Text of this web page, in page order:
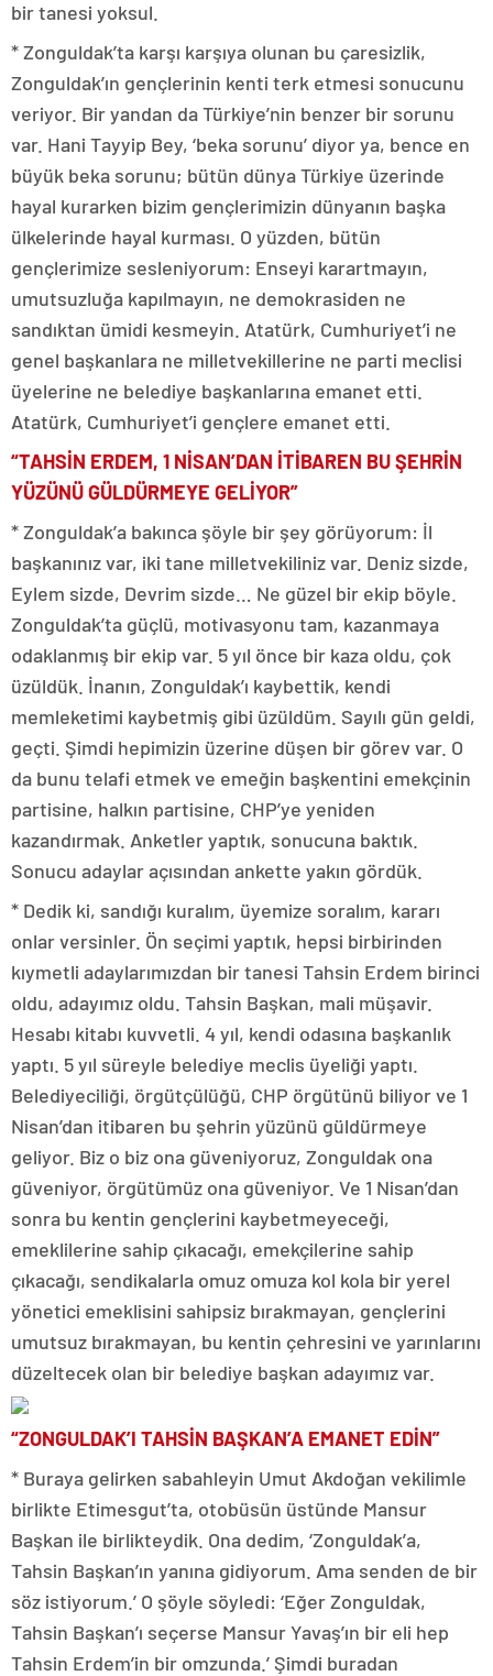
bir tanesi yoksul.
* Zonguldak’ta karşı karşıya olunan bu çaresizlik,
Zonguldak’ın gençlerinin kenti terk etmesi sonucunu
veriyor. Bir yandan da Türkiye’nin benzer bir sorunu
var. Hani Tayyip Bey, ‘beka sorunu’ diyor ya, bence en
büyük beka sorunu; bütün dünya Türkiye üzerinde
hayal kurarken bizim gençlerimizin dünyanın başka
ülkelerinde hayal kurması. O yüzden, bütün
gençlerimize sesleniyorum: Enseyi karartmayın,
umutsuzluğa kapılmayın, ne demokrasiden ne
sandıktan ümidi kesmeyin. Atatürk, Cumhuriyet’i ne
genel başkanlara ne milletvekillerine ne parti meclisi
üyelerine ne belediye başkanlarına emanet etti.
Atatürk, Cumhuriyet’i gençlere emanet etti.
“TAHSİN ERDEM, 1 NİSAN’DAN İTİBAREN BU ŞEHRİN
YÜZÜNÜ GÜLDÜRMEYE GELİYOR”
* Zonguldak’a bakınca şöyle bir şey görüyorum: İl
başkanınız var, iki tane milletvekiliniz var. Deniz sizde,
Eylem sizde, Devrim sizde… Ne güzel bir ekip böyle.
Zonguldak’ta güçlü, motivasyonu tam, kazanmaya
odaklanmış bir ekip var. 5 yıl önce bir kaza oldu, çok
üzüldük. İnanın, Zonguldak’ı kaybettik, kendi
memleketimi kaybetmiş gibi üzüldüm. Sayılı gün geldi,
geçti. Şimdi hepimizin üzerine düşen bir görev var. O
da bunu telafi etmek ve emeğin başkentini emekçinin
partisine, halkın partisine, CHP’ye yeniden
kazandırmak. Anketler yaptık, sonucuna baktık.
Sonucu adaylar açısından ankette yakın gördük.
* Dedik ki, sandığı kuralım, üyemize soralım, kararı
onlar versinler. Ön seçimi yaptık, hepsi birbirinden
kıymetli adaylarımızdan bir tanesi Tahsin Erdem birinci
oldu, adayımız oldu. Tahsin Başkan, mali müşavir.
Hesabı kitabı kuvvetli. 4 yıl, kendi odasına başkanlık
yaptı. 5 yıl süreyle belediye meclis üyeliği yaptı.
Belediyeciliği, örgütçülüğü, CHP örgütünü biliyor ve 1
Nisan’dan itibaren bu şehrin yüzünü güldürmeye
geliyor. Biz o biz ona güveniyoruz, Zonguldak ona
güveniyor, örgütümüz ona güveniyor. Ve 1 Nisan’dan
sonra bu kentin gençlerini kaybetmeyeceği,
emeklilerine sahip çıkacağı, emekçilerine sahip
çıkacağı, sendikalarla omuz omuza kol kola bir yerel
yönetici emeklisini sahipsiz bırakmayan, gençlerini
umutsuz bırakmayan, bu kentin çehresini ve yarınlarını
düzeltecek olan bir belediye başkan adayımız var.
“ZONGULDAK’I TAHSİN BAŞKAN’A EMANET EDİN”
* Buraya gelirken sabahleyin Umut Akdoğan vekilimle
birlikte Etimesgut’ta, otobüsün üstünde Mansur
Başkan ile birlikteydik. Ona dedim, ‘Zonguldak’a,
Tahsin Başkan’ın yanına gidiyorum. Ama senden de bir
söz istiyorum.’ O şöyle söyledi: ‘Eğer Zonguldak,
Tahsin Başkan’ı seçerse Mansur Yavaş’ın bir eli hep
Tahsin Erdem’in bir omzunda.’ Şimdi buradan